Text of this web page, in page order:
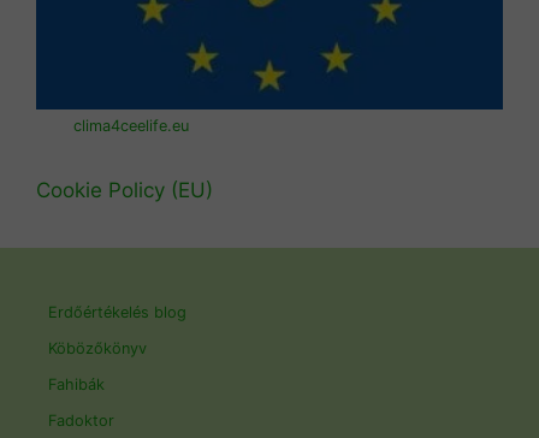
clima4ceelife.eu
Cookie Policy (EU)
Erdőértékelés blog
Köbözőkönyv
Fahibák
Fadoktor